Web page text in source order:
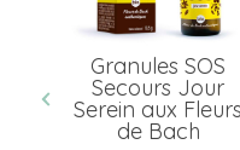
Granules SOS
Secours Jour
Serein aux Fleurs
de Bach